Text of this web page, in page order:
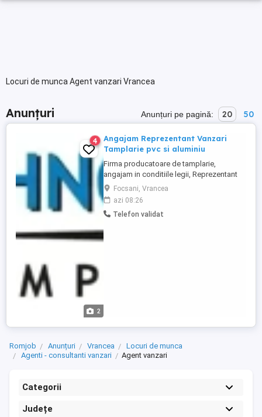
Locuri de munca Agent vanzari Vrancea
Anunțuri Anunțuri pe pagină: 20 50
2
4
Angajam Reprezentant Vanzari
Tamplarie pvc si aluminiu
Firma producatoare de tamplarie,
angajam in conditiile legii, Reprezentant
vanzari tehnic tamplarie pvc si aluminiu ,
pentru judetele Vrancea, Buzau. Conditii
de indeplinit, - experienta in domeniu
tamplariei de pvc si aluminiu, materiale de
Focsani, Vrancea
azi 08:26
Telefon validat
Romjob Anunțuri Vrancea
Locuri de munca
Agenti - consultanti vanzari
Agent vanzari
Categorii
Județe